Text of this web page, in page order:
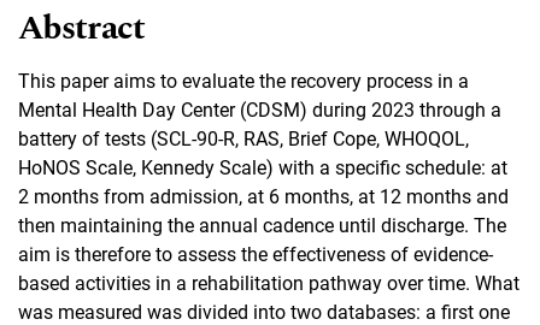
Abstract
This paper aims to evaluate the recovery process in a
Mental Health Day Center (CDSM) during 2023 through a
battery of tests (SCL-90-R, RAS, Brief Cope, WHOQOL,
HoNOS Scale, Kennedy Scale) with a specific schedule: at
2 months from admission, at 6 months, at 12 months and
then maintaining the annual cadence until discharge. The
aim is therefore to assess the effectiveness of evidence-
based activities in a rehabilitation pathway over time. What
was measured was divided into two databases: a first one